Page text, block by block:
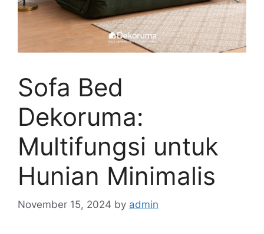
Sofa Bed
Dekoruma:
Multifungsi untuk
Hunian Minimalis
November 15, 2024 by admin